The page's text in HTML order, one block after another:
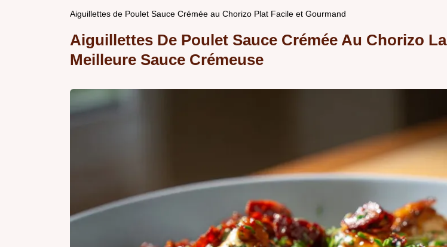
Aiguillettes de Poulet Sauce Crémée au Chorizo Plat Facile et Gourmand
Aiguillettes De Poulet Sauce Crémée Au Chorizo La
Meilleure Sauce Crémeuse